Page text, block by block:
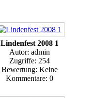
Lindenfest 2008 1
Autor: admin
Zugriffe: 254
Bewertung: Keine
Kommentare: 0